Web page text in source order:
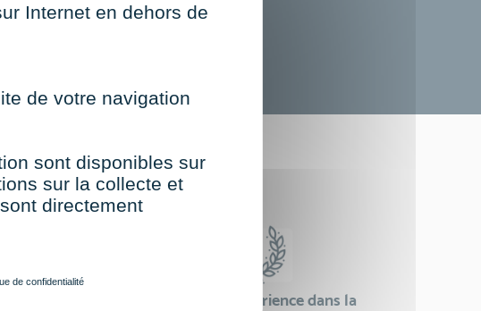
c’est
24 ans d'expérience dans la
Internet en dehors de
de votre navigation
sont disponibles sur
sur la collecte et
directement
de confidentialité